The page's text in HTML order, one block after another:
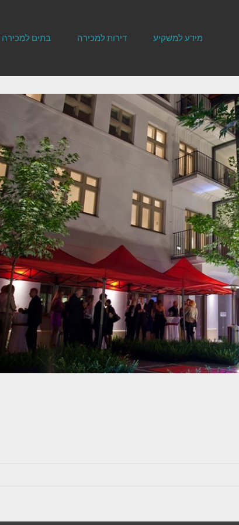
מידע למשקיע דירות למכירה בתים למכירה